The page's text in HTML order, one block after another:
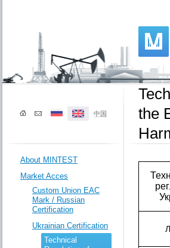
中国
the
About MINTEST
Market Acces
Custom Union EAC
Mark / Russian
Certification
Ukrainian Certification
Technical